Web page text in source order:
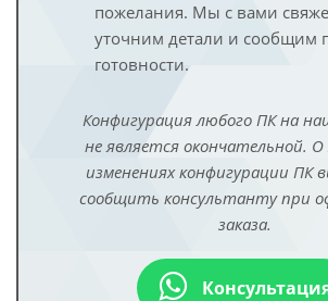
пожелания. Мы с вами
уточним детали и сообщим
готовности.
Конфигурация любого ПК на
не является окончательной.
изменениях конфигурации ПК
сообщить консультанту при
заказа.